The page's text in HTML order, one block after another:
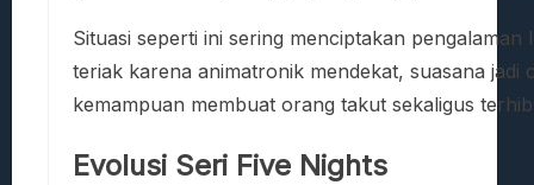
Situasi seperti ini sering menciptakan
teriak karena animatronik mendekat, suasana
kemampuan membuat orang takut sekaligus
Evolusi Seri Five Nights